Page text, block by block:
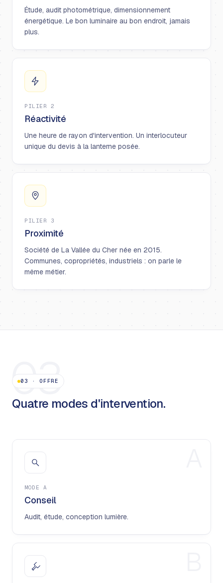
Étude, audit photométrique, dimensionnement
énergétique. Le bon luminaire au bon endroit, jamais
plus.
PILIER 2
Réactivité
Une heure de rayon d'intervention. Un interlocuteur
unique du devis à la lanterne posée.
PILIER 3
Proximité
Société de La Vallée du Cher née en 2015.
Communes, copropriétés, industriels : on parle le
même métier.
03
03 ·OFFRE
Quatre modes d'intervention.
MODE A
Conseil
Audit, étude, conception lumière.